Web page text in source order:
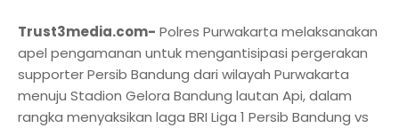
Trust3media.com- Polres Purwakarta melaksanakan
apel pengamanan untuk mengantisipasi pergerakan
supporter Persib Bandung dari wilayah Purwakarta
menuju Stadion Gelora Bandung lautan Api, dalam
rangka menyaksikan laga BRI Liga 1 Persib Bandung vs